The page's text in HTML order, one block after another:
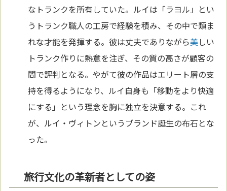
なトランクを所有していた。ルイは「ラヨル」とい
うトランク職人の工房で経験を積み、その中で類ま
れな才能を発揮する。彼は丈夫でありながら美しい
トランク作りに熱意を注ぎ、その質の高さが顧客の
間で評判となる。やがて彼の作品はエリート層の支
持を得るようになり、ルイ自身も「移動をより快適
にする」という理念を胸に独立を決意する。これ
が、ルイ・ヴィトンというブランド誕生の布石とな
った。
旅行文化の革新者としての姿